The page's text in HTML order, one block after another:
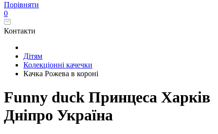
Порівняти
0
Контакти
Дітям
Колекціонні качечки
Качка Рожева в короні
Funny duck Принцеса Харків
Дніпро Україна